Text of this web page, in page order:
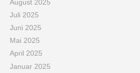
August 2025
Juli 2025
Juni 2025
Mai 2025
April 2025
Januar 2025